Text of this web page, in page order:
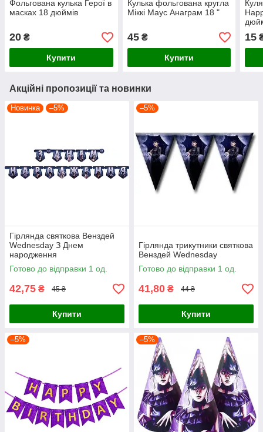
Фольгована кулька Герої в
масках 18 дюймів
20 ₴
Купити
Кулька фольгована кругла
Міккі Маус Анаграм 18 "
45₴
Купити
15
Акційні пропозиції та новинки
Новинка –5%
Гірлянда святкова Венздей
Wednesday З Днем
народження
Готово до відправки 1 од.
42,75 ₴ 45 ₴
Купити
–5%
Гірлянда трикутники святкова
Венздей Wednesday
Готово до відправки 1 од.
41,80 ₴ 44 ₴
Купити
–5% –5%